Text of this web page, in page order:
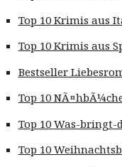
Top 10 Krimis aus
Top 10 Krimis aus
Bestseller
Top 10
Top 10 Was-
Top 10